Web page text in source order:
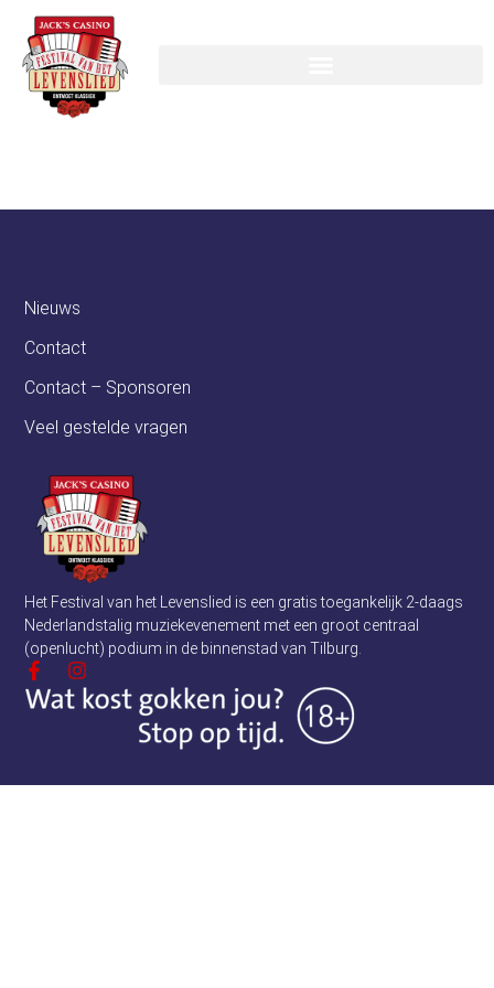
Het Festival van het Levenslied is een gratis toegankelijk 2-daags
Nederlandstalig muziekevenement met een groot centraal
(openlucht) podium in de binnenstad van Tilburg.
Nieuws
Contact
Contact – Sponsoren
Veel gestelde vragen